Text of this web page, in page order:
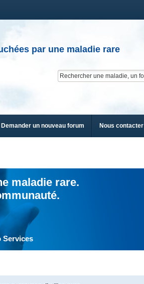
par une maladie rare
Demander un nouveau forum Nous contacter
maladie rare.
Services